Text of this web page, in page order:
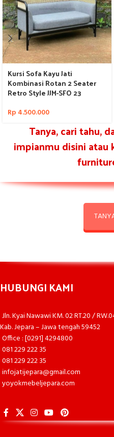
Kursi Sofa Kayu Jati
Kombinasi Rotan 2 Seater
Retro Style JJM-SFO 23
Rp 4.500.000
Tanya, cari tahu,
impianmu disini atau
HUBUNGI KAMI
Jln. Kyai Nawawi KM. 02 RT.20 /
Kab. Jepara – Jawa tengah 59452
Office : [0291] 4294800
081 229 222 35
081 229 222 35
infojatijepara@gmail.com
yoyokmebeljepara.com